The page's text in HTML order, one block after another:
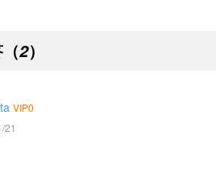
（2）
VIP0
21